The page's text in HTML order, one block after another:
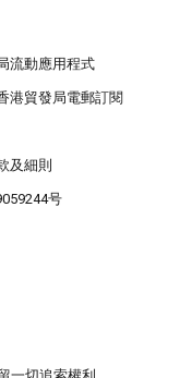
流動應用程式
港貿發局電郵訂閱
及細則
号